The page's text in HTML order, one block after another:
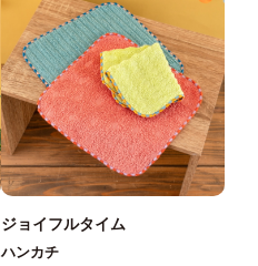
ジョイフルタイム
ハンカチ